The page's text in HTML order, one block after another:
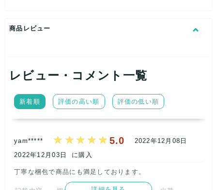
あり
商品レビュー
レビュー・コメント一覧
新着順 評価の高い順 評価の低い順
yam***** 5.0
2022年12月08日
2022年12月03日
に購入
丁寧な梱包で商品にも満足しております。